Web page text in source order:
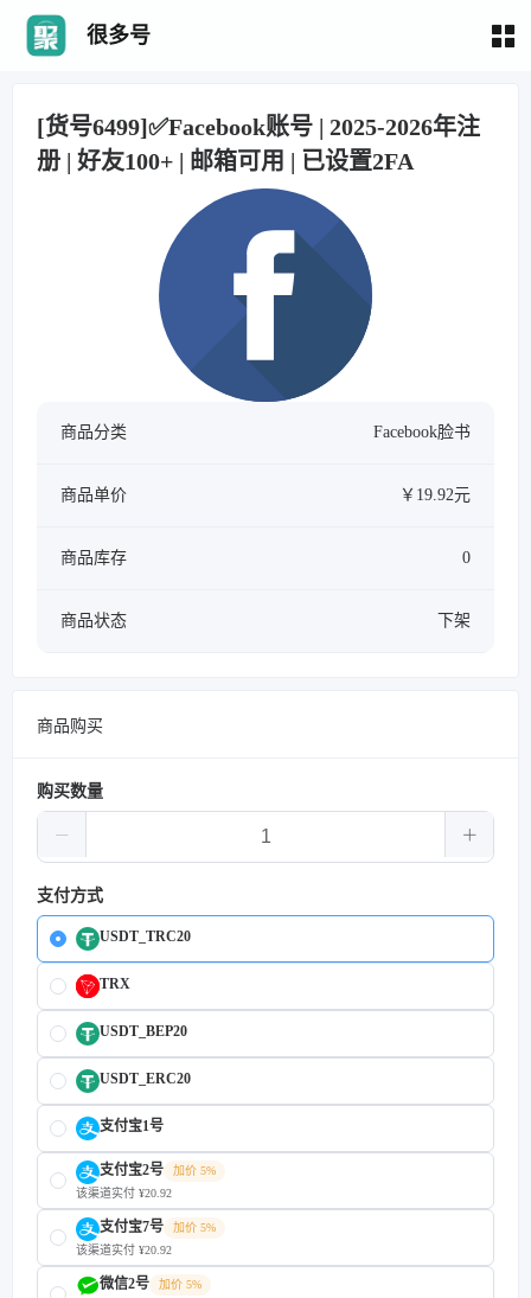
很多号
[货号6499]✅Facebook账号 | 2025-2026年注
册 | 好友100+ | 邮箱可用 | 已设置2FA
商品分类 Facebook脸书
商品单价 ￥19.92元
商品库存 0
商品状态 下架
商品购买
购买数量
支付方式
USDT_TRC20
TRX
USDT_BEP20
USDT_ERC20
支付宝1号
支付宝2号
加价 5%
该渠道实付 ¥20.92
支付宝7号
加价 5%
该渠道实付 ¥20.92
微信2号
加价 5%